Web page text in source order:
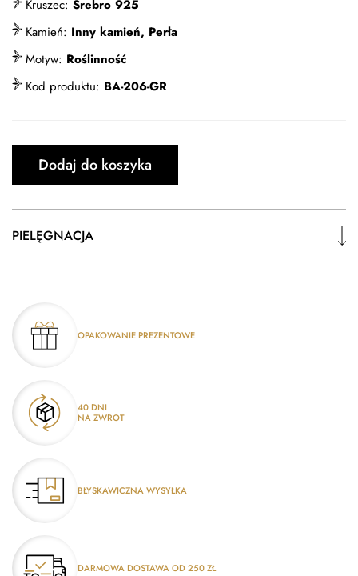
Kruszec: Srebro 925
Kamień: Inny kamień, Perła
Motyw: Roślinność
Kod produktu: BA-206-GR
Dodaj do koszyka
PIELĘGNACJA
OPAKOWANIE PREZENTOWE
40 DNI
NA ZWROT
BŁYSKAWICZNA WYSYŁKA
DARMOWA DOSTAWA OD 250 ZŁ